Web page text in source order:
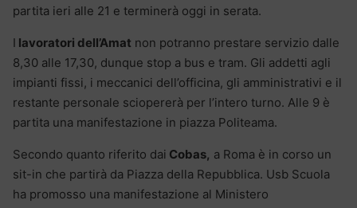
partita ieri alle 21 e terminerà oggi in serata.
I lavoratori dell’Amat non potranno prestare servizio dalle
8,30 alle 17,30, dunque stop a bus e tram. Gli addetti agli
impianti fissi, i meccanici dell’officina, gli amministrativi e il
restante personale sciopererà per l’intero turno. Alle 9 è
partita una manifestazione in piazza Politeama.
Secondo quanto riferito dai Cobas, a Roma è in corso un
sit-in che partirà da Piazza della Repubblica. Usb Scuola
ha promosso una manifestazione al Ministero